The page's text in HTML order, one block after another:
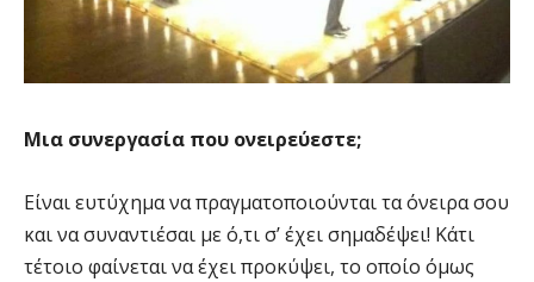
Μια συνεργασία που ονειρεύεστε;
Είναι ευτύχημα να πραγματοποιούνται τα όνειρα σου
και να συναντιέσαι με ό,τι σ’ έχει σημαδέψει! Κάτι
τέτοιο φαίνεται να έχει προκύψει, το οποίο όμως